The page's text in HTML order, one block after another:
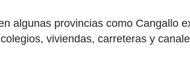
algunas provincias como Cangallo
viviendas, carreteras y